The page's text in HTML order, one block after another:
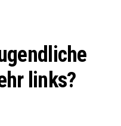
links?